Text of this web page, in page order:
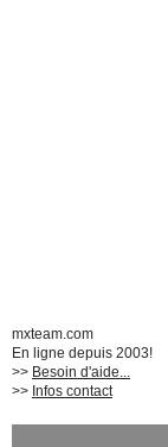
mxteam.com
En ligne depuis 2003!
>> Besoin d'aide...
>> Infos contact